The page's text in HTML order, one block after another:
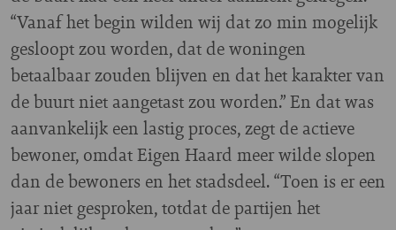
“Vanaf het begin wilden wij dat zo min mogelijk
gesloopt zou worden, dat de woningen
betaalbaar zouden blijven en dat het karakter van
de buurt niet aangetast zou worden.” En dat was
aanvankelijk een lastig proces, zegt de actieve
bewoner, omdat Eigen Haard meer wilde slopen
dan de bewoners en het stadsdeel. “Toen is er een
jaar niet gesproken, totdat de partijen het